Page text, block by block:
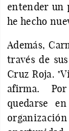
entender un
he hecho
Además,
través de
Cruz Roja.
afirma. Por
quedarse